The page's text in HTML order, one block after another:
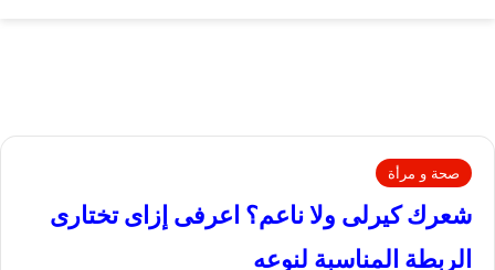
صحة و مرأة
شعرك كيرلى ولا ناعم؟ اعرفى إزاى تختارى
الربطة المناسبة لنوعه